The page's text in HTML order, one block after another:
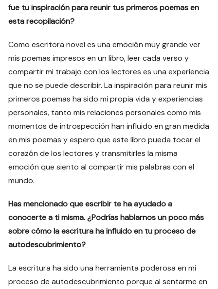
fue tu inspiración para reunir tus primeros poemas en
esta recopilación?
Como escritora novel es una emoción muy grande ver
mis poemas impresos en un libro, leer cada verso y
compartir mi trabajo con los lectores es una experiencia
que no se puede describir. La inspiración para reunir mis
primeros poemas ha sido mi propia vida y experiencias
personales, tanto mis relaciones personales como mis
momentos de introspección han influido en gran medida
en mis poemas y espero que este libro pueda tocar el
corazón de los lectores y transmitirles la misma
emoción que siento al compartir mis palabras con el
mundo.
Has mencionado que escribir te ha ayudado a
conocerte a ti misma. ¿Podrías hablarnos un poco más
sobre cómo la escritura ha influido en tu proceso de
autodescubrimiento?
La escritura ha sido una herramienta poderosa en mi
proceso de autodescubrimiento porque al sentarme en